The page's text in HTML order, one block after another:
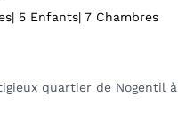
| 5 Enfants| 7 Chambres
quartier de Nogentil à